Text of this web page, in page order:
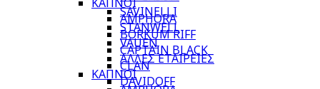
AMPHORA
BORKUM RIFF
CAPTAIN BLACK
CLAN
DAVIDOFF
SAVINELLI
STANWELL
VAUEN
ΑΛΛΕΣ ΕΤΑΙΡΕΙΕΣ
ΚΑΠΝΟΙ